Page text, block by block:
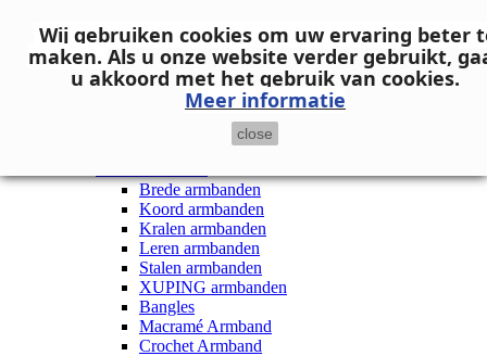
Inloggen
shopping_cart Winkelwagen (0)
Brede armbanden
Koord armbanden
Kralen armbanden
Leren armbanden
Stalen armbanden
XUPING armbanden
Bangles
Macramé Armband
Crochet Armband
Wij gebruiken cookies om uw ervaring beter
maken. Als u onze website verder gebruikt,
u akkoord met het gebruik van cookies.
Meer informatie
close